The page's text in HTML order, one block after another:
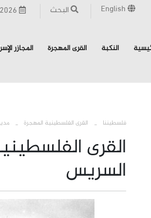
البحث
النكبة القرى المهجرة المجازر
فلسطيننا القرى الفلسطينية المهجرة
القرى
السريس